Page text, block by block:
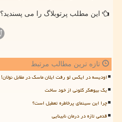
این مطلب پرتوبلاگ را می پسندید؟
تازه ترین مطالب مرتبط
اودیسه در ایکس لو رفت ایلان ماسک در مقابل نولان!
یک بیوهکر کلونی از خود ساخت
چرا این سینمای پرخاطره تعطیل است؟
قدمی تازه در درمان نابینایی